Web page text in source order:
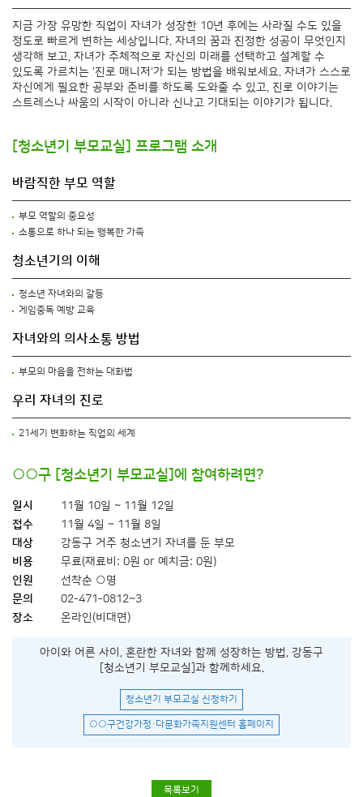
지금 가장 유망한 직업이 자녀가 성장한 10년 후에는 사라질 수도 있을
정도로 빠르게 변하는 세상입니다. 자녀의 꿈과 진정한 성공이 무엇인지
생각해 보고, 자녀가 주체적으로 자신의 미래를 선택하고 설계할 수
있도록 가르치는 '진로 매니저'가 되는 방법을 배워보세요. 자녀가 스스로
자신에게 필요한 공부와 준비를 하도록 도와줄 수 있고, 진로 이야기는
스트레스나 싸움의 시작이 아니라 신나고 기대되는 이야기가 됩니다.
[청소년기 부모교실] 프로그램 소개
바람직한 부모 역할
부모 역할의 중요성
소통으로 하나 되는 행복한 가족
청소년기의 이해
청소년 자녀와의 갈등
게임중독 예방 교육
자녀와의 의사소통 방법
부모의 마음을 전하는 대화법
우리 자녀의 진로
21세기 변화하는 직업의 세계
○○구 [청소년기 부모교실]에 참여하려면?
일시
11월 10일 ~ 11월 12일
접수
11월 4일 ~ 11월 8일
대상
강동구 거주 청소년기 자녀를 둔 부모
비용
무료(재료비: 0원 or 예치금: 0원)
인원
선착순 ○명
문의
02-471-0812~3
장소
온라인(비대면)
아이와 어른 사이, 혼란한 자녀와 함께 성장하는 방법, 강동구
[청소년기 부모교실]과 함께하세요.
청소년기 부모교실 신청하기
○○구건강가정·다문화가족지원센터 홈페이지
목록보기